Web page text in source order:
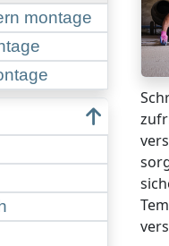
montage